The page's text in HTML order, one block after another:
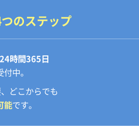
のステップ
24時間365日
中。
どこからでも
能です。